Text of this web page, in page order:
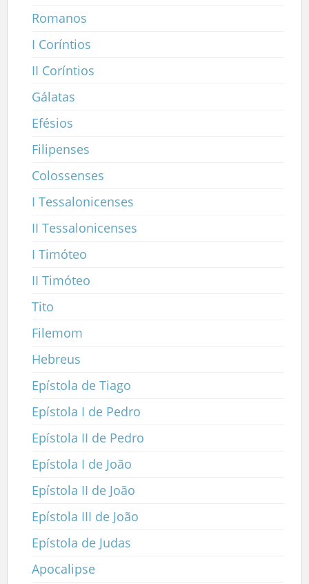
Romanos
I Coríntios
II Coríntios
Gálatas
Efésios
Filipenses
Colossenses
I Tessalonicenses
II Tessalonicenses
I Timóteo
II Timóteo
Tito
Filemom
Hebreus
Epístola de Tiago
Epístola I de Pedro
Epístola II de Pedro
Epístola I de João
Epístola II de João
Epístola III de João
Epístola de Judas
Apocalipse